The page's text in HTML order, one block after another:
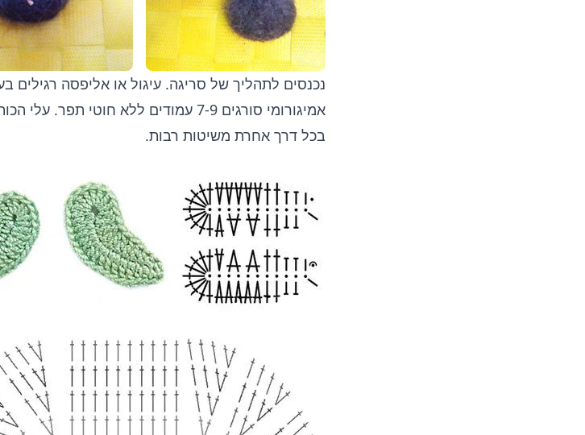
נכנסים לתהליך של סריגה. עיגול או אליפסה
אמיגורומי סורגים 7-9 עמודים ללא
בכל דרך אחרת משיטות רבות.